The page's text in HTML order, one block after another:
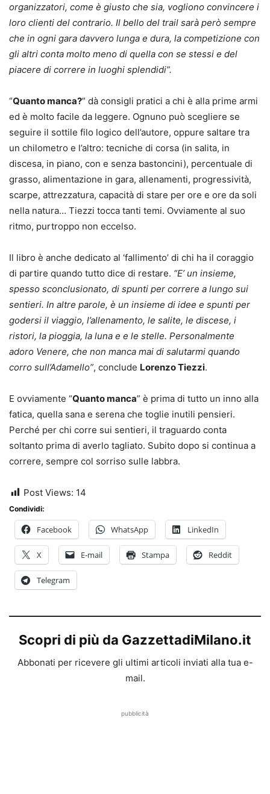
organizzatori, come è giusto che sia, vogliono convincere i
loro clienti del contrario. Il bello del trail sarà però sempre
che in ogni gara davvero lunga e dura, la competizione con
gli altri conta molto meno di quella con se stessi e del
piacere di correre in luoghi splendidi”.
“Quanto manca?” dà consigli pratici a chi è alla prime armi
ed è molto facile da leggere. Ognuno può scegliere se
seguire il sottile filo logico dell’autore, oppure saltare tra
un chilometro e l’altro: tecniche di corsa (in salita, in
discesa, in piano, con e senza bastoncini), percentuale di
grasso, alimentazione in gara, allenamenti, progressività,
scarpe, attrezzatura, capacità di stare per ore e ore da soli
nella natura… Tiezzi tocca tanti temi. Ovviamente al suo
ritmo, purtroppo non eccelso.
Il libro è anche dedicato al ‘fallimento’ di chi ha il coraggio
di partire quando tutto dice di restare. “E’ un insieme,
spesso sconclusionato, di spunti per correre a lungo sui
sentieri. In altre parole, è un insieme di idee e spunti per
godersi il viaggio, l’allenamento, le salite, le discese, i
ristori, la pioggia, la luna e e le stelle. Personalmente
adoro Venere, che non manca mai di salutarmi quando
corro sull’Adamello”, conclude Lorenzo Tiezzi.
E ovviamente “Quanto manca” è prima di tutto un inno alla
fatica, quella sana e serena che toglie inutili pensieri.
Perché per chi corre sui sentieri, il traguardo conta
soltanto prima di averlo tagliato. Subito dopo si continua a
correre, sempre col sorriso sulle labbra.
Post Views: 14
Condividi:
Facebook WhatsApp LinkedIn
X E-mail Stampa Reddit
Telegram
Scopri di più da GazzettadiMilano.it
Abbonati per ricevere gli ultimi articoli inviati alla tua e-
mail.
pubblicità